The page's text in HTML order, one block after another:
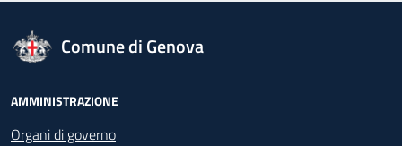
logo Unione Europea
Comune di Genova
Footer - Navigazione
AMMINISTRAZIONE
Organi di governo